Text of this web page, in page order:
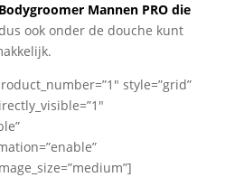
Mannen PRO die
ook onder de douche kunt
style=”grid”